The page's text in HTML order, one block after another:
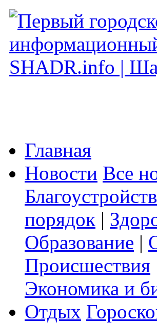
Главная
Новости Все
порядок |
Образование |
Происшествия
Экономика и
Отдых